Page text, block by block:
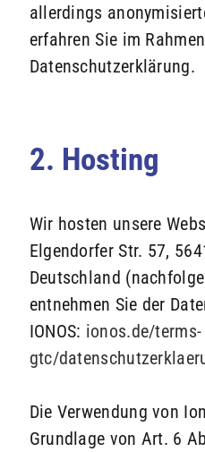
allerdings
erfahren Sie im
Datenschutzerklärung.
2. Hosting
Wir hosten unsere
Elgendorfer Str. 57,
Deutschland
entnehmen Sie der
IONOS: ionos.de/terms-
gtc/
Die Verwendung von
Grundlage von Art. 6